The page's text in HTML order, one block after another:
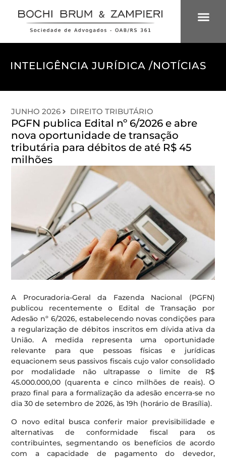
INTELIGÊNCIA JURÍDICA /NOTÍCIAS
JUNHO 2026 DIREITO TRIBUTÁRIO
PGFN publica Edital nº 6/2026 e abre
nova oportunidade de transação
tributária para débitos de até R$ 45
milhões
A Procuradoria-Geral da Fazenda Nacional (PGFN)
publicou recentemente o Edital de Transação por
Adesão nº 6/2026, estabelecendo novas condições para
a regularização de débitos inscritos em dívida ativa da
União. A medida representa uma oportunidade
relevante para que pessoas físicas e jurídicas
equacionem seus passivos fiscais cujo valor consolidado
por modalidade não ultrapasse o limite de R$
45.000.000,00 (quarenta e cinco milhões de reais). O
prazo final para a formalização da adesão encerra-se no
dia 30 de setembro de 2026, às 19h (horário de Brasília).
O novo edital busca conferir maior previsibilidade e
alternativas de conformidade fiscal para os
contribuintes, segmentando os benefícios de acordo
com a capacidade de pagamento do devedor,